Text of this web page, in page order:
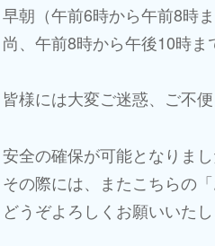
早朝（午前6時から午前8時
尚、午前8時から午後10時ま
皆様には大変ご迷惑、ご不
安全の確保が可能となりま
その際には、またこちらの
どうぞよろしくお願いいたし
ナ
ビ
ゲ
ー
シ
ョ